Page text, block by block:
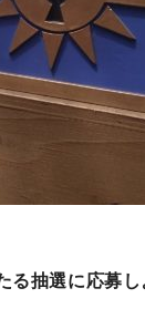
る抽選に応募し